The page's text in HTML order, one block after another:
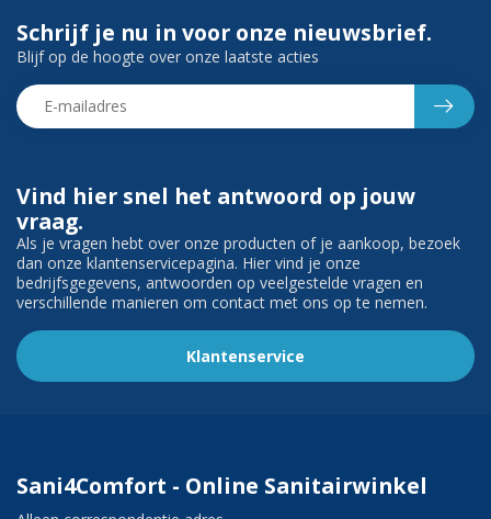
Vind hier snel het antwoord op jouw
vraag.
Als je vragen hebt over onze producten of je aankoop, bezoek
dan onze klantenservicepagina. Hier vind je onze
bedrijfsgegevens, antwoorden op veelgestelde vragen en
verschillende manieren om contact met ons op te nemen.
Klantenservice
Schrijf je nu in voor onze nieuwsbrief.
Blijf op de hoogte over onze laatste acties
Sani4Comfort - Online Sanitairwinkel